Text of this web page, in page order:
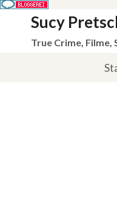
springen
Sucy
True Crime, Filme,